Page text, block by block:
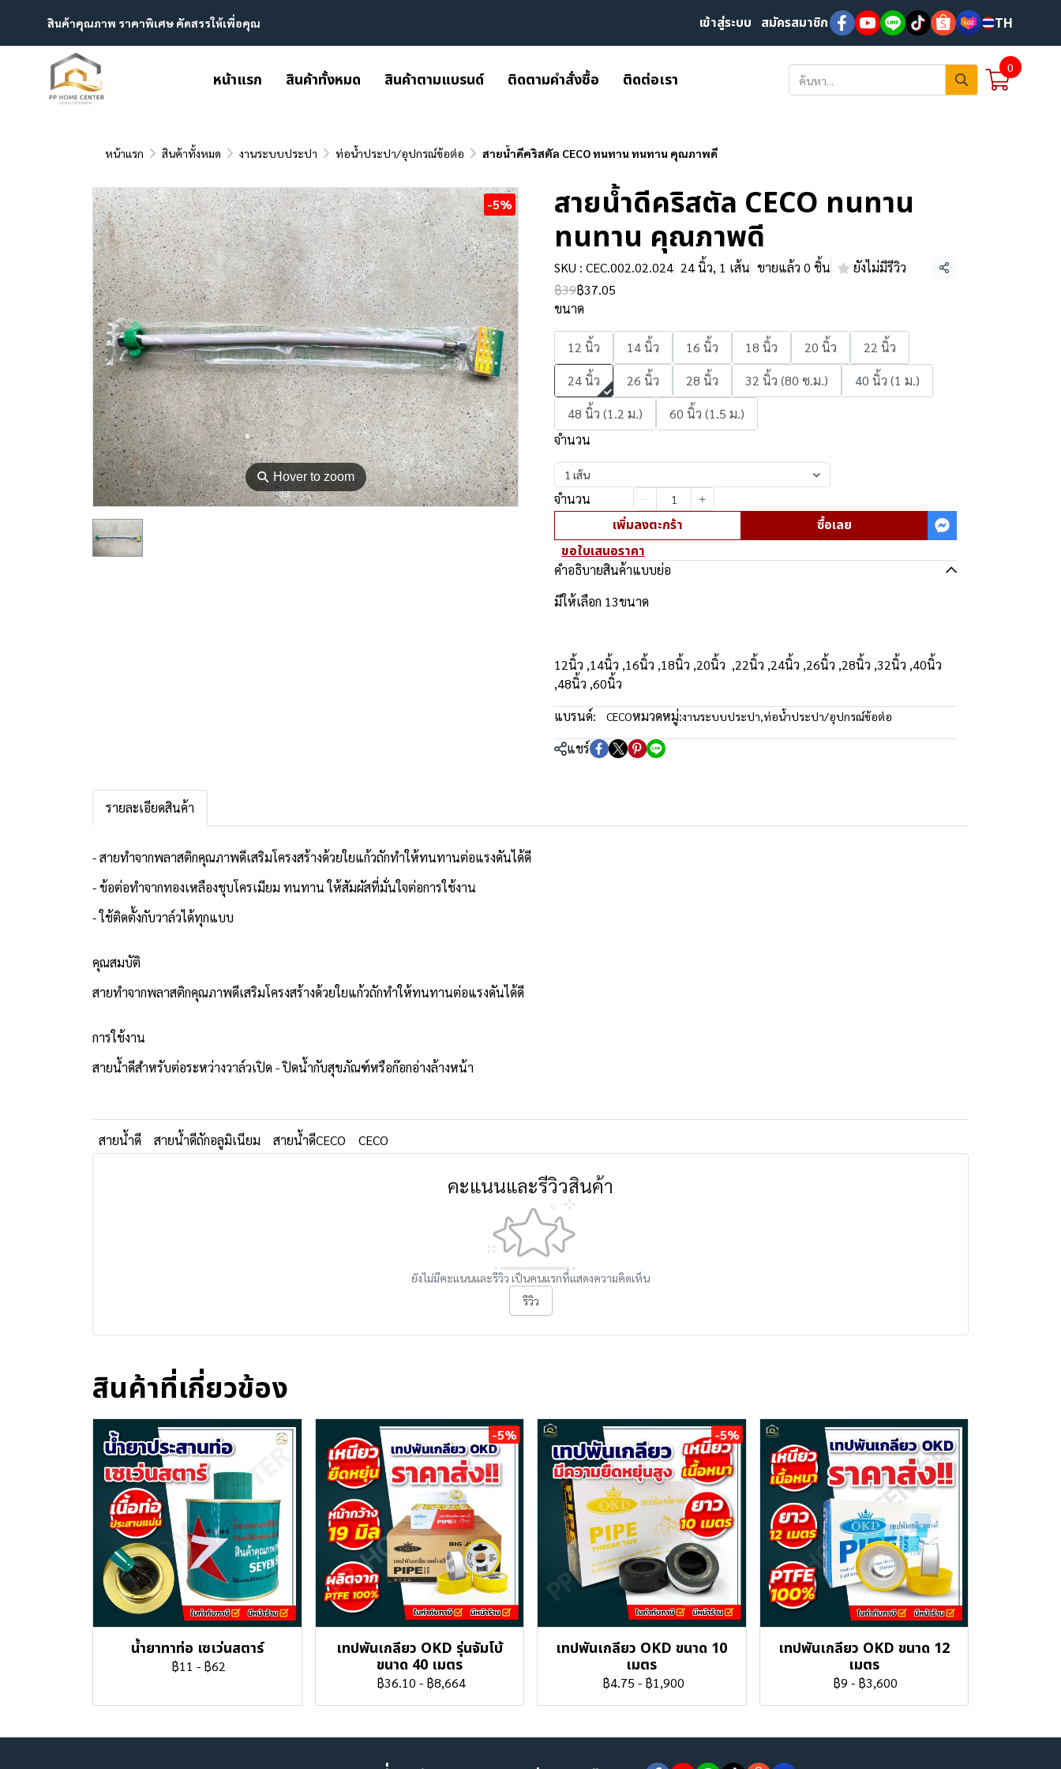
สินค้าคุณภาพ ราคาพิเศษ คัดสรรให้เพื่อคุณ เข้าสู่ระบบ สมัครสมาชิก TH
หน้าแรก สินค้าทั้งหมด สินค้าตามแบรนด์ ติดตามคำสั่งซื้อ ติดต่อเรา
0
หน้าแรก สินค้าทั้งหมด งานระบบประปา ท่อน้ำประปา/อุปกรณ์ข้อต่อ สายน้ำดีคริสตัล CECO ทนทาน ทนทาน คุณภาพดี
⚲ Hover to zoom
-5% สายน้ำดีคริสตัล CECO ทนทาน
ทนทาน คุณภาพดี
SKU : CEC.002.02.024 24 นิ้ว, 1 เส้น ขายแล้ว 0 ชิ้น ยังไม่มีรีวิว แชร์
฿39฿37.05
ขนาด
12 นิ้ว 14 นิ้ว 16 นิ้ว 18 นิ้ว 20 นิ้ว
22 นิ้ว
24 นิ้ว
26 นิ้ว 28 นิ้ว 32 นิ้ว (80 ซ.ม.)
40 นิ้ว (1 ม.)
48 นิ้ว (1.2 ม.)
60 นิ้ว (1.5 ม.)
จำนวน
1 เส้น
จำนวน
เพิ่มลงตะกร้า
ซื้อเลย
ขอใบเสนอราคา
คำอธิบายสินค้าแบบย่อ
มีให้เลือก 13ขนาด
12นิ้ว ,14นิ้ว ,16นิ้ว ,18นิ้ว ,20นิ้ว ,22นิ้ว ,24นิ้ว ,26นิ้ว ,28นิ้ว ,32นิ้ว ,40นิ้ว
,48นิ้ว ,60นิ้ว
แบรนด์:
CECOหมวดหมู่:งานระบบประปา,ท่อน้ำประปา/อุปกรณ์ข้อต่อ
แชร์
รายละเอียดสินค้า
- สายทำจากพลาสติกคุณภาพดีเสริมโครงสร้างด้วยใยแก้วถักทำให้ทนทานต่อแรงดันได้ดี
- ข้อต่อทำจากทองเหลืองชุบโครเมียม ทนทาน ให้สัมผัสที่มั่นใจต่อการใช้งาน
- ใช้ติดตั้งกับวาล์วได้ทุกแบบ
คุณสมบัติ
สายทำจากพลาสติกคุณภาพดีเสริมโครงสร้างด้วยใยแก้วถักทำให้ทนทานต่อแรงดันได้ดี
การใช้งาน
สายน้ำดีสำหรับต่อระหว่างวาล์วเปิด - ปิดน้ำกับสุขภัณฑ์หรือก๊อกอ่างล้างหน้า
สายน้ำดี สายน้ำดีถักอลูมิเนียม สายน้ำดีCECO CECO
คะแนนและรีวิวสินค้า
ยังไม่มีคะแนนและรีวิว เป็นคนแรกที่แสดงความคิดเห็น
รีวิว
สินค้าที่เกี่ยวข้อง
น้ำยาทาท่อ เซเว่นสตาร์
฿11 - ฿62
-5%
เทปพันเกลียว OKD รุ่นจัมโบ้
ขนาด 40 เมตร
฿36.10 - ฿8,664
-5%
เทปพันเกลียว OKD ขนาด 10
เมตร
฿4.75 - ฿1,900
เทปพันเกลียว OKD ขนาด 12
เมตร
฿9 - ฿3,600